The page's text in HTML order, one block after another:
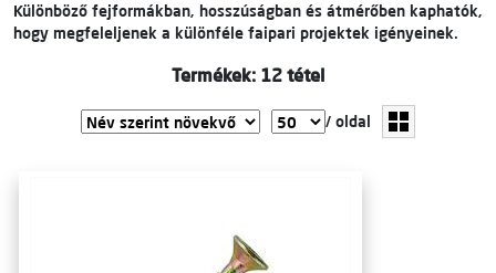
Különböző fejformákban, hosszúságban és átmérőben kaphatók,
hogy megfeleljenek a különféle faipari projektek igényeinek.
Termékek: 12 tétel
/ oldal